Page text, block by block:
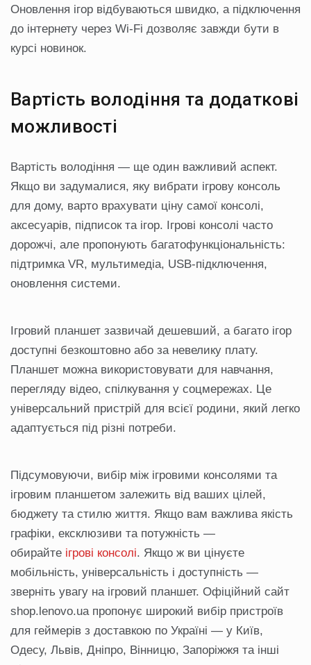
Оновлення ігор відбуваються швидко, а підключення
до інтернету через Wi-Fi дозволяє завжди бути в
курсі новинок.
Вартість володіння та додаткові
можливості
Вартість володіння — ще один важливий аспект.
Якщо ви задумалися, яку вибрати ігрову консоль
для дому, варто врахувати ціну самої консолі,
аксесуарів, підписок та ігор. Ігрові консолі часто
дорожчі, але пропонують багатофункціональність:
підтримка VR, мультимедіа, USB-підключення,
оновлення системи.
Ігровий планшет зазвичай дешевший, а багато ігор
доступні безкоштовно або за невелику плату.
Планшет можна використовувати для навчання,
перегляду відео, спілкування у соцмережах. Це
універсальний пристрій для всієї родини, який легко
адаптується під різні потреби.
Підсумовуючи, вибір між ігровими консолями та
ігровим планшетом залежить від ваших цілей,
бюджету та стилю життя. Якщо вам важлива якість
графіки, ексклюзиви та потужність —
обирайте ігрові консолі. Якщо ж ви цінуєте
мобільність, універсальність і доступність —
зверніть увагу на ігровий планшет. Офіційний сайт
shop.lenovo.ua пропонує широкий вибір пристроїв
для геймерів з доставкою по Україні — у Київ,
Одесу, Львів, Дніпро, Вінницю, Запоріжжя та інші